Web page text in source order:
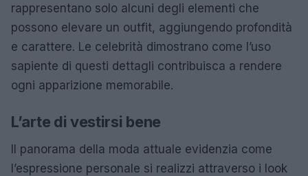
rappresentano solo alcuni degli elementi che
possono elevare un outfit, aggiungendo profondità
e carattere. Le celebrità dimostrano come l’uso
sapiente di questi dettagli contribuisca a rendere
ogni apparizione memorabile.
L’arte di vestirsi bene
Il panorama della moda attuale evidenzia come
l’espressione personale si realizzi attraverso i look